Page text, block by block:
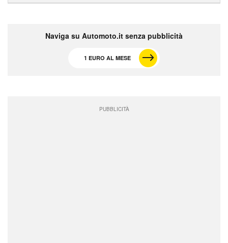
Naviga su Automoto.it senza pubblicità
1 EURO AL MESE
PUBBLICITÀ